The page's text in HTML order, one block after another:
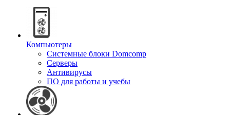
Компьютеры
Системные блоки Domcomp
Серверы
Антивирусы
ПО для работы и учебы